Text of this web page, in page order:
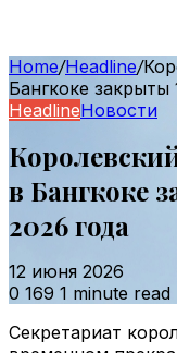
Home/Headline/
Бангкоке закрыты
HeadlineНовости
в Бангкоке
2026 года
12 июня 2026
0 169 1 minute read
Секретариат